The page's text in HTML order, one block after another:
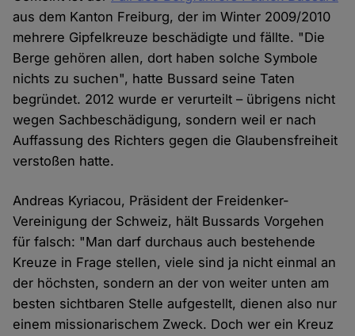
aus dem Kanton Freiburg, der im Winter 2009/2010
mehrere Gipfelkreuze beschädigte und fällte. "Die
Berge gehören allen, dort haben solche Symbole
nichts zu suchen", hatte Bussard seine Taten
begründet. 2012 wurde er verurteilt – übrigens nicht
wegen Sachbeschädigung, sondern weil er nach
Auffassung des Richters gegen die Glaubensfreiheit
verstoßen hatte.
Andreas Kyriacou, Präsident der Freidenker-
Vereinigung der Schweiz, hält Bussards Vorgehen
für falsch: "Man darf durchaus auch bestehende
Kreuze in Frage stellen, viele sind ja nicht einmal an
der höchsten, sondern an der von weiter unten am
besten sichtbaren Stelle aufgestellt, dienen also nur
einem missionarischem Zweck. Doch wer ein Kreuz